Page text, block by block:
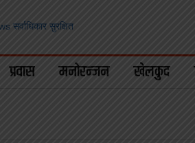
प्रवास मनोरन्जन खेलकुद